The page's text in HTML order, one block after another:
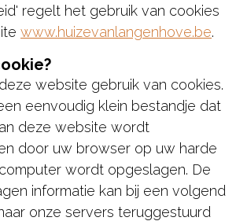
regelt het gebruik van cookies
www.huizevanlangenhove.be.
website gebruik van cookies.
eenvoudig klein bestandje dat
deze website wordt
door uw browser op uw harde
wordt opgeslagen. De
informatie kan bij een volgend
onze servers teruggestuurd